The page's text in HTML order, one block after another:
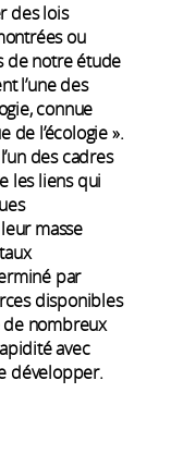
des lois
ou
de notre étude
l’une des
connue
de l’écologie ».
des cadres
les liens qui
masse
par
disponibles
nombreux
avec
développer.